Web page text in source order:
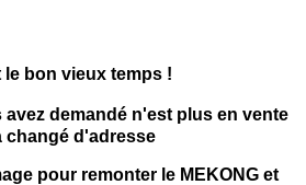
le bon vieux temps !
demandé n'est plus en vente
changé d'adresse
pour remonter le MEKONG et